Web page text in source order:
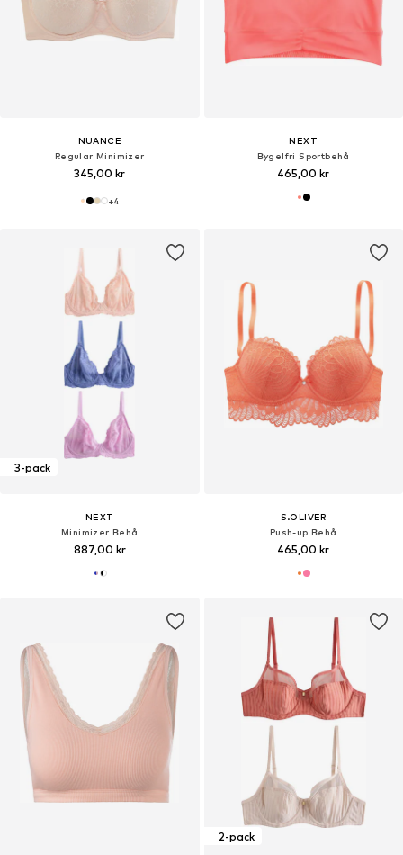
NUANCE
Regular Minimizer
345,00 kr
+4
NEXT
Bygelfri Sportbehå
465,00 kr
3-pack
NEXT
Minimizer Behå
887,00 kr
S.OLIVER
Push-up Behå
465,00 kr
2-pack